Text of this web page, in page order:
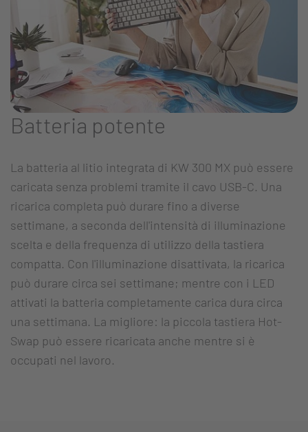
Batteria potente
La batteria al litio integrata di KW 300 MX può essere
caricata senza problemi tramite il cavo USB-C. Una
ricarica completa può durare fino a diverse
settimane, a seconda dell'intensità di illuminazione
scelta e della frequenza di utilizzo della tastiera
compatta. Con l'illuminazione disattivata, la ricarica
può durare circa sei settimane; mentre con i LED
attivati la batteria completamente carica dura circa
una settimana. La migliore: la piccola tastiera Hot-
Swap può essere ricaricata anche mentre si è
occupati nel lavoro.